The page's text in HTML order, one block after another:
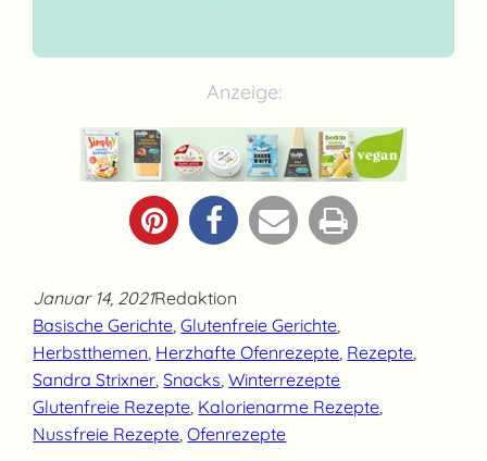
Anzeige:
Januar 14, 2021Redaktion
Basische Gerichte, Glutenfreie Gerichte
Herbstthemen, Herzhafte Ofenrezepte, Rezepte
Sandra Strixner, Snacks, Winterrezepte
Glutenfreie Rezepte, Kalorienarme Rezepte
Nussfreie Rezepte, Ofenrezepte